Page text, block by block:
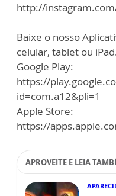
http://
Baixe o nosso
celular, tablet ou
Google Play:
https://
id=com.a12&pli=1
Apple Store:
https://
APROVEITE E LEIA